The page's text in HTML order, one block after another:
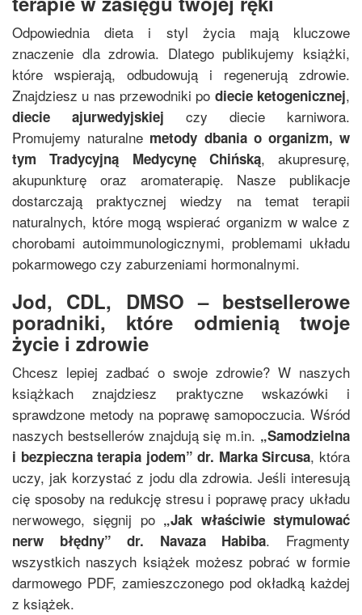
Odpowiednia dieta i styl życia mają kluczowe
znaczenie dla zdrowia. Dlatego publikujemy książki,
które wspierają, odbudowują i regenerują zdrowie.
Znajdziesz u nas przewodniki po diecie ketogenicznej,
diecie ajurwedyjskiej czy diecie karniwora.
Promujemy naturalne metody dbania o organizm, w
tymTradycyjną Medycynę Chińską, akupresurę,
akupunkturę oraz aromaterapię. Nasze publikacje
dostarczają praktycznej wiedzy na temat terapii
naturalnych, które mogą wspierać organizm w walce z
chorobami autoimmunologicznymi, problemami układu
pokarmowego czy zaburzeniami hormonalnymi.
Jod, CDL, DMSO – bestsellerowe
poradniki, które odmienią twoje
życie i zdrowie
Chcesz lepiej zadbać o swoje zdrowie? W naszych
książkach znajdziesz praktyczne wskazówki i
sprawdzone metody na poprawę samopoczucia. Wśród
naszych bestsellerów znajdują się m.in. „Samodzielna
i bezpieczna terapia jodem”dr. Marka Sircusa, która
uczy, jak korzystać z jodu dla zdrowia. Jeśli interesują
cię sposoby na redukcję stresu i poprawę pracy układu
nerwowego, sięgnij po „Jak właściwie stymulować
nerw błędny”dr. Navaza Habiba. Fragmenty
wszystkich naszych książek możesz pobrać w formie
darmowego PDF, zamieszczonego pod okładką każdej
z książek.